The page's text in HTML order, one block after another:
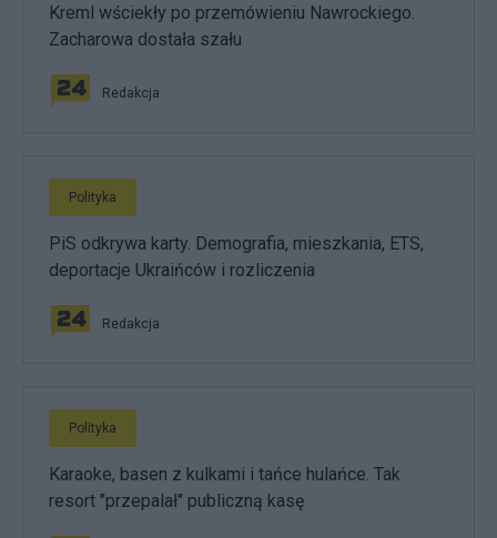
Kreml wściekły po przemówieniu Nawrockiego.
Zacharowa dostała szału
Redakcja
Polityka
PiS odkrywa karty. Demografia, mieszkania, ETS,
deportacje Ukraińców i rozliczenia
Redakcja
Polityka
Karaoke, basen z kulkami i tańce hulańce. Tak
resort "przepalał" publiczną kasę